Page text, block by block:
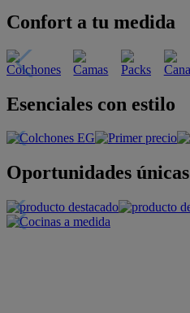
Confort a tu medida
Esenciales con estilo
Oportunidades únicas